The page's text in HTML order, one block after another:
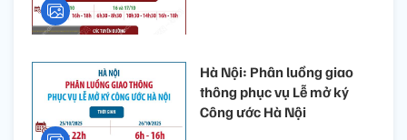
Hà Nội: Phân luồng giao
thông phục vụ Lễ mở ký
Công ước Hà Nội